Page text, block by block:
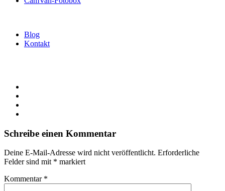
Blog
Kontakt
Schreibe einen Kommentar
Deine E-Mail-Adresse wird nicht veröffentlicht. Erforderliche
Felder sind mit * markiert
Kommentar *